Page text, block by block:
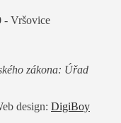
- Vršovice
zákona: Úřad
design: DigiBoy